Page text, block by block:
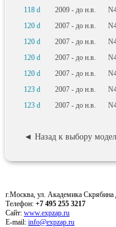
118 d
2009 - до н.в.
120 d
2007 - до н.в.
120 d
2007 - до н.в.
120 d
2007 - до н.в.
120 d
2007 - до н.в.
123 d
2007 - до н.в.
123 d
2007 - до н.в.
◄ Назад к выбору
г.Москва, ул. Академика
Телефон: +7 495 255 3217
Сайт: www.expzap.ru
E-mail: info@expzap.ru